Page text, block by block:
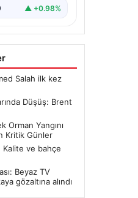
▲ +0.98%
Salah ilk kez
Düşüş: Brent
Orman Yangını
Kritik Günler
Kalite ve bahçe
Beyaz TV
gözaltına alındı